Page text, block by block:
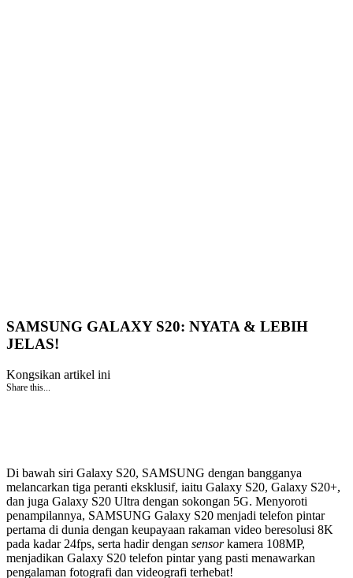
SAMSUNG GALAXY S20: NYATA & LEBIH
JELAS!
Kongsikan artikel ini
Share this...
Di bawah siri Galaxy S20, SAMSUNG dengan bangganya
melancarkan tiga peranti eksklusif, iaitu Galaxy S20, Galaxy S20+,
dan juga Galaxy S20 Ultra dengan sokongan 5G. Menyoroti
penampilannya, SAMSUNG Galaxy S20 menjadi telefon pintar
pertama di dunia dengan keupayaan rakaman video beresolusi 8K
pada kadar 24fps, serta hadir dengan sensorkamera 108MP,
menjadikan Galaxy S20 telefon pintar yang pasti menawarkan
pengalaman fotografi dan videografi terhebat!